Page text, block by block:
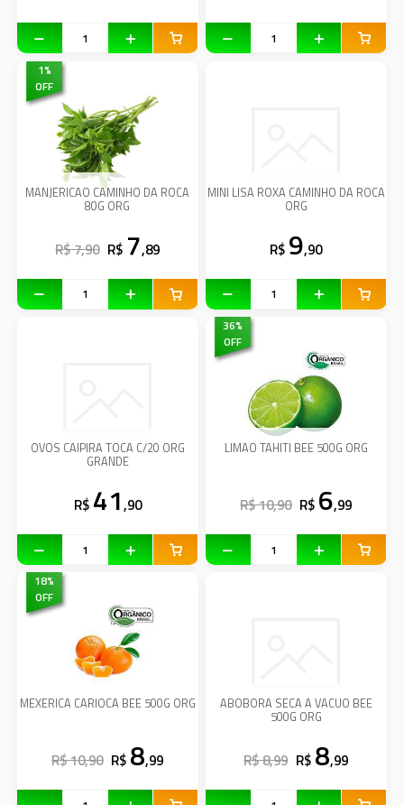
1%
OFF
MANJERICAO CAMINHO DA ROCA
80G ORG
R$ 7,90 R$ 7,89
MINI LISA ROXA CAMINHO DA ROCA
ORG
R$ 9,90
OVOS CAIPIRA TOCA C/20 ORG
GRANDE
R$ 41,90
36%
OFF
LIMAO TAHITI BEE 500G ORG
R$ 10,90 R$ 6,99
18%
OFF
MEXERICA CARIOCA BEE 500G ORG
R$ 10,90 R$ 8,99
ABOBORA SECA A VACUO BEE
500G ORG
R$ 8,99 R$ 8,99